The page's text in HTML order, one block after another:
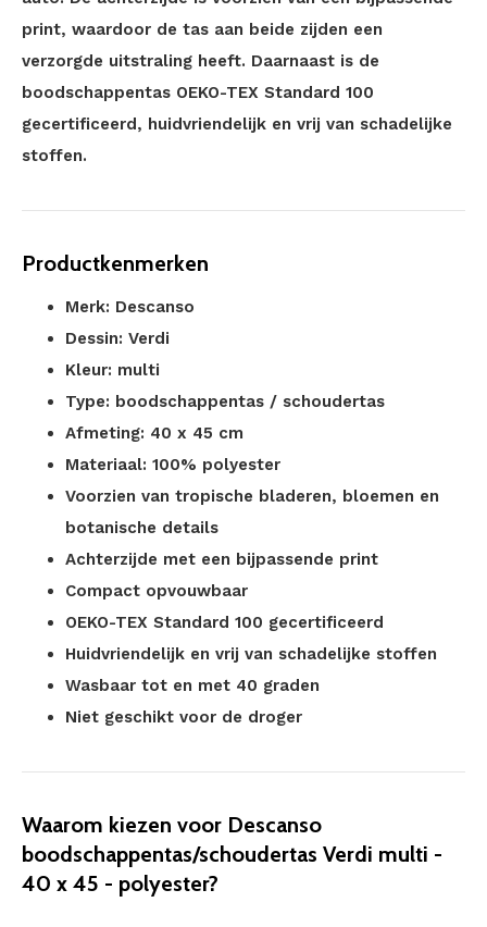
print, waardoor de tas aan beide zijden een
verzorgde uitstraling heeft. Daarnaast is de
boodschappentas OEKO-TEX Standard 100
gecertificeerd, huidvriendelijk en vrij van schadelijke
stoffen.
Productkenmerken
Merk: Descanso
Dessin: Verdi
Kleur: multi
Type: boodschappentas / schoudertas
Afmeting: 40 x 45 cm
Materiaal: 100% polyester
Voorzien van tropische bladeren, bloemen en
botanische details
Achterzijde met een bijpassende print
Compact opvouwbaar
OEKO-TEX Standard 100 gecertificeerd
Huidvriendelijk en vrij van schadelijke stoffen
Wasbaar tot en met 40 graden
Niet geschikt voor de droger
Waarom kiezen voor Descanso
boodschappentas/schoudertas Verdi multi -
40 x 45 - polyester?